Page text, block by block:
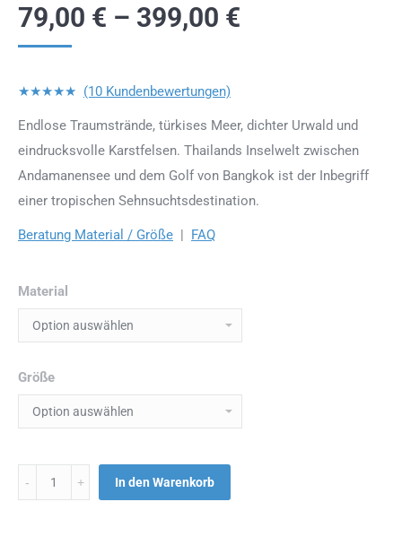
79,00 € – 399,00 €
★★★★★ (10 Kundenbewertungen)
Endlose Traumstrände, türkises Meer, dichter Urwald und
eindrucksvolle Karstfelsen. Thailands Inselwelt zwischen
Andamanensee und dem Golf von Bangkok ist der Inbegriff
einer tropischen Sehnsuchtsdestination.
Beratung Material / Größe | FAQ
Material
Größe
Menge In den Warenkorb